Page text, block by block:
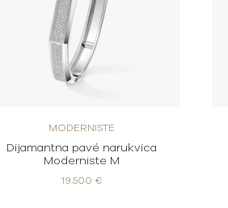
MODERNISTE
Dijamantna pavé narukvica
Moderniste M
19.500 €